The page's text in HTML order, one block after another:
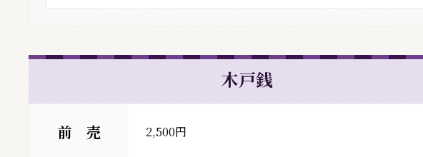
木戸銭
前 売 2,500円